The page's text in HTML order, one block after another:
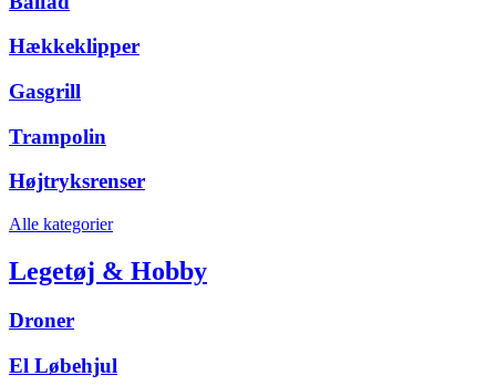
Hækkeklipper
Gasgrill
Trampolin
Højtryksrenser
Alle kategorier
Legetøj & Hobby
Droner
El Løbehjul